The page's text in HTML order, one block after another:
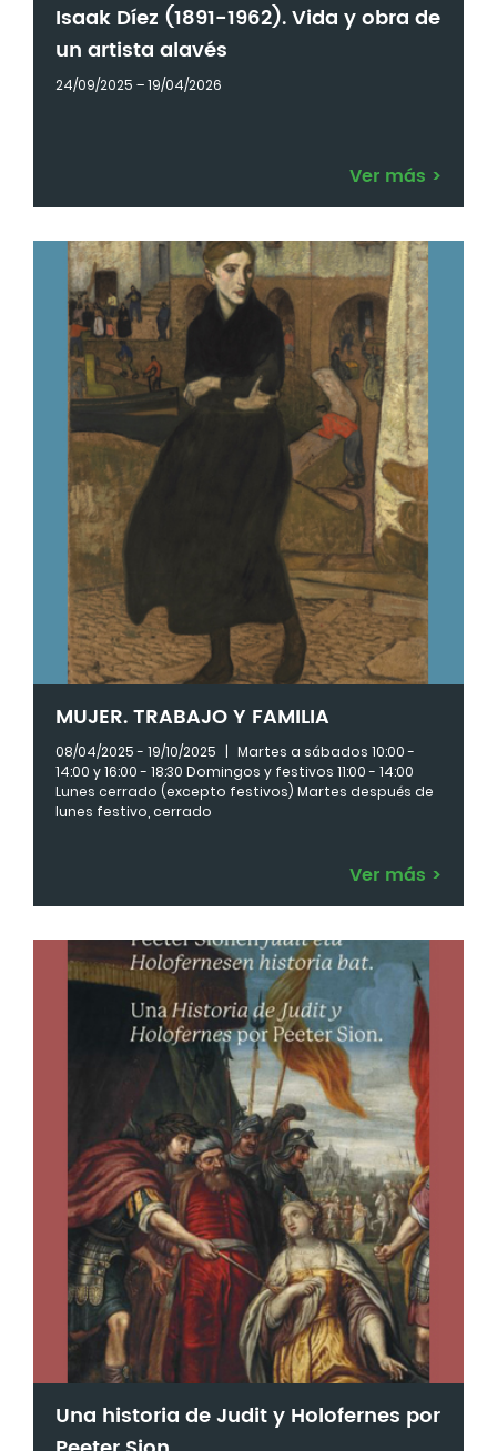
Isaak Díez (1891-1962). Vida y obra de
un artista alavés
24/09/2025 – 19/04/2026
Ver más >
MUJER. TRABAJO Y FAMILIA
08/04/2025 - 19/10/2025 | Martes a sábados 10:00 -
14:00 y 16:00 - 18:30 Domingos y festivos 11:00 - 14:00
Lunes cerrado (excepto festivos) Martes después de
lunes festivo, cerrado
Ver más >
Una historia de Judit y Holofernes por